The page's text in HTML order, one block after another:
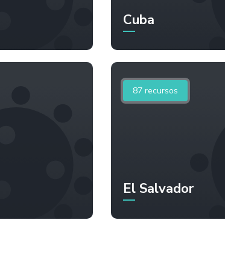
Cuba
87 recursos
El Salvador